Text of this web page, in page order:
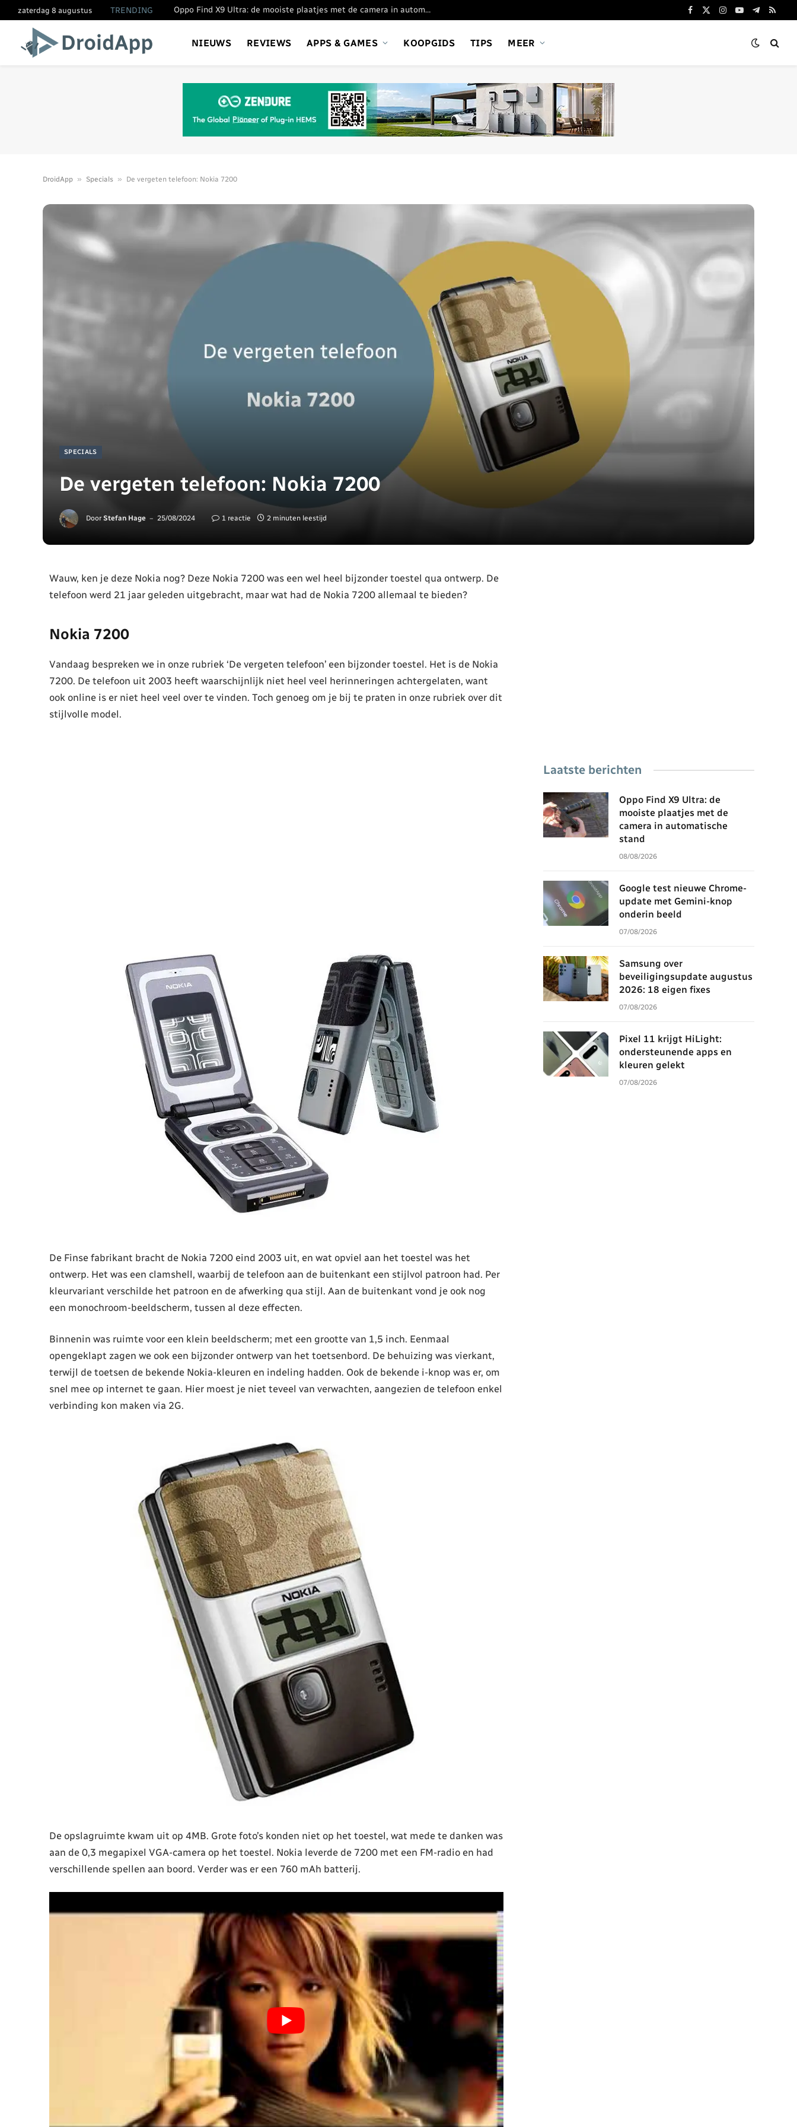
zaterdag 8 augustus TRENDING Oppo Find X9 Ultra: de mooiste plaatjes met de camera in automatische stand
Facebook
X
Instagram
YouTube
Telegram
RSS
NIEUWS REVIEWS APPS & GAMES KOOPGIDS TIPS MEER
DroidApp » Specials » De vergeten telefoon: Nokia 7200
SPECIALS
De vergeten telefoon: Nokia 7200
Door Stefan Hage 25/08/2024 1 reactie 2 minuten leestijd
Wauw, ken je deze Nokia nog? Deze Nokia 7200 was een wel heel bijzonder toestel qua ontwerp. De
telefoon werd 21 jaar geleden uitgebracht, maar wat had de Nokia 7200 allemaal te bieden?
Nokia 7200
Vandaag bespreken we in onze rubriek ‘De vergeten telefoon’ een bijzonder toestel. Het is de Nokia
7200. De telefoon uit 2003 heeft waarschijnlijk niet heel veel herinneringen achtergelaten, want
ook online is er niet heel veel over te vinden. Toch genoeg om je bij te praten in onze rubriek over dit
stijlvolle model.
De Finse fabrikant bracht de Nokia 7200 eind 2003 uit, en wat opviel aan het toestel was het
ontwerp. Het was een clamshell, waarbij de telefoon aan de buitenkant een stijlvol patroon had. Per
kleurvariant verschilde het patroon en de afwerking qua stijl. Aan de buitenkant vond je ook nog
een monochroom-beeldscherm, tussen al deze effecten.
Binnenin was ruimte voor een klein beeldscherm; met een grootte van 1,5 inch. Eenmaal
opengeklapt zagen we ook een bijzonder ontwerp van het toetsenbord. De behuizing was vierkant,
terwijl de toetsen de bekende Nokia-kleuren en indeling hadden. Ook de bekende i-knop was er, om
snel mee op internet te gaan. Hier moest je niet teveel van verwachten, aangezien de telefoon enkel
verbinding kon maken via 2G.
De opslagruimte kwam uit op 4MB. Grote foto’s konden niet op het toestel, wat mede te danken was
aan de 0,3 megapixel VGA-camera op het toestel. Nokia leverde de 7200 met een FM-radio en had
verschillende spellen aan boord. Verder was er een 760 mAh batterij.
Laatste berichten
Oppo Find X9 Ultra: de
mooiste plaatjes met de
camera in automatische
stand
08/08/2026
Google test nieuwe Chrome-
update met Gemini-knop
onderin beeld
07/08/2026
Samsung over
beveiligingsupdate augustus
2026: 18 eigen fixes
07/08/2026
Pixel 11 krijgt HiLight:
ondersteunende apps en
kleuren gelekt
07/08/2026